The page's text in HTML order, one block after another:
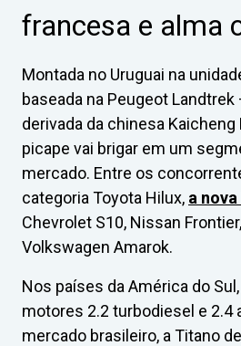
francesa e alma
Montada no Uruguai na
baseada na Peugeot Landtrek
derivada da chinesa Kaicheng
picape vai brigar em um
mercado. Entre os
categoria Toyota Hilux, a
Chevrolet S10, Nissan
Volkswagen Amarok.
Nos países da América do
motores 2.2 turbodiesel e 2.4
mercado brasileiro, a Titano